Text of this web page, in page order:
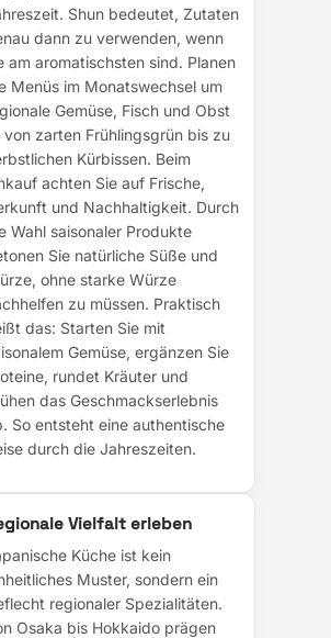
Shun bedeutet, Zutaten
dann zu verwenden, wenn
am aromatischsten sind. Planen
Menüs im Monatswechsel um
Gemüse, Fisch und Obst
zarten Frühlingsgrün bis zu
Kürbissen. Beim
achten Sie auf Frische,
und Nachhaltigkeit. Durch
Wahl saisonaler Produkte
Sie natürliche Süße und
ohne starke Würze
zu müssen. Praktisch
das: Starten Sie mit
Gemüse, ergänzen Sie
rundet Kräuter und
das Geschmackserlebnis
So entsteht eine authentische
durch die Jahreszeiten.
Vielfalt erleben
Küche ist kein
Muster, sondern ein
regionaler Spezialitäten.
Osaka bis Hokkaido prägen